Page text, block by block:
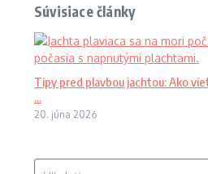
Súvisiace články
Tipy pred plavbou jachtou: Ako
...
20. júna 2026